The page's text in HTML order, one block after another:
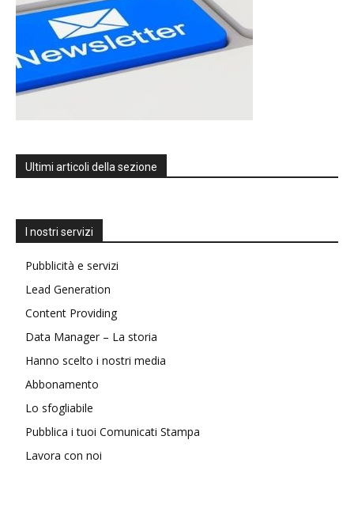
Ultimi articoli della sezione
I nostri servizi
Pubblicità e servizi
Lead Generation
Content Providing
Data Manager – La storia
Hanno scelto i nostri media
Abbonamento
Lo sfogliabile
Pubblica i tuoi Comunicati Stampa
Lavora con noi